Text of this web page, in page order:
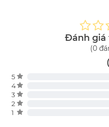
Đánh giá
(0
5
4
3
2
1